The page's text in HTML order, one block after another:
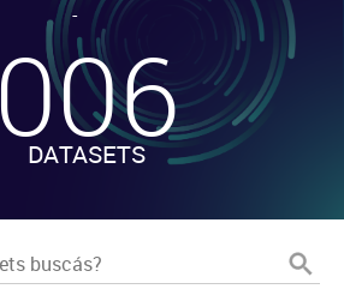
-
006
DATASETS